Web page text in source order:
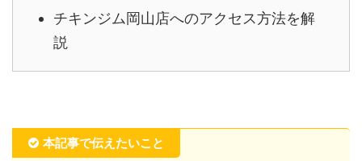
チキンジム岡山店へのアクセス方法を解
説
本記事で伝えたいこと